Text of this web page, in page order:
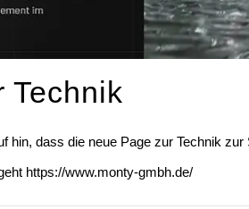
Technik
hin, dass die neue Page zur Technik
https://www.monty-gmbh.de/